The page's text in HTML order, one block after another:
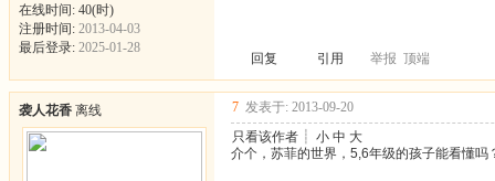
在线时间: 40(时)
注册时间: 2013-04-03
最后登录: 2025-01-28
回复 引用 举报 顶端
袭人花香 离线 7 发表于: 2013-09-20
只看该作者 ┊ 小 中 大
介个，苏菲的世界，5,6年级的孩子能看懂